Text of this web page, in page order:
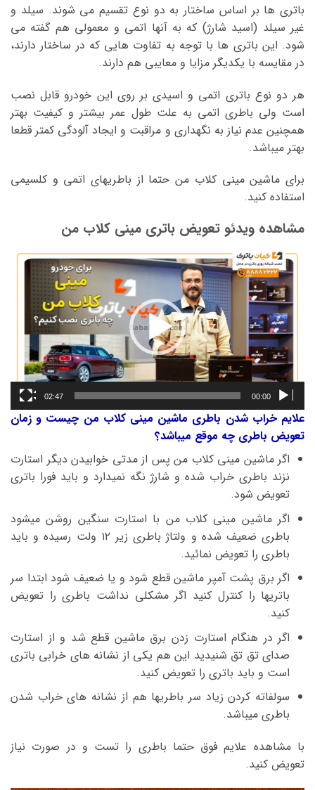
باتری ها بر اساس ساختار به دو نوع تقسیم می شوند. سیلد و
غیر سیلد (اسید شارژ) که به آنها اتمی و معمولی هم گفته می
شود. این باتری ها با توجه به تفاوت هایی که در ساختار دارند،
در مقایسه با یکدیگر مزایا و معایبی هم دارند.
هر دو نوع باتری اتمی و اسیدی بر روی این خودرو قابل نصب
است ولی باطری اتمی به علت طول عمر بیشتر و کیفیت بهتر
همچنین عدم نیاز به نگهداری و مراقبت و ایجاد آلودگی کمتر قطعا
بهتر میباشد.
برای ماشین مینی کلاب من حتما از باطریهای اتمی و کلسیمی
استفاده کنید.
مشاهده ویدئو تعویض باتری مینی کلاب من
نمایشگر
ویدیو
00:00
02:47
علایم خراب شدن باطری ماشین مینی کلاب من چیست و زمان
تعویض باطری چه موقع میباشد؟
اگر ماشین مینی کلاب من پس از مدتی خوابیدن دیگر استارت
نزند باطری خراب شده و شارژ نگه نمیدارد و باید فورا باتری
تعویض شود.
اگر ماشین مینی کلاب من با استارت سنگین روشن میشود
باطری ضعیف شده و ولتاژ باطری زیر ۱۲ ولت رسیده و باید
باطری را تعویض نمائید.
اگر برق پشت آمپر ماشین قطع شود و یا ضعیف شود ابتدا سر
باتریها را کنترل کنید اگر مشکلی نداشت باطری را تعویض
کنید.
اگر در هنگام استارت زدن برق ماشین قطع شد و از استارت
صدای تق تق شنیدید این هم یکی از نشانه های خرابی باتری
است و باید باتری را تعویض کنید.
سولفاته کردن زیاد سر باطریها هم از نشانه های خراب شدن
باطری میباشد.
با مشاهده علایم فوق حتما باطری را تست و در صورت نیاز
تعویض کنید.